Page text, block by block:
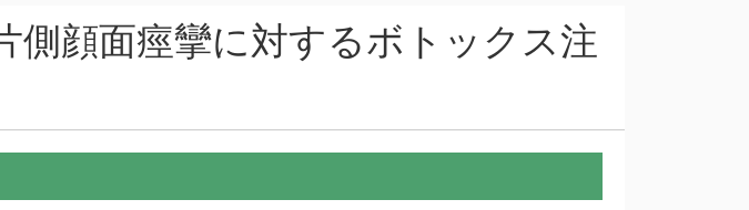
側顔面痙攣に対するボトックス注